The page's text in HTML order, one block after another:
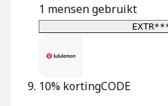
1 mensen gebruikt
10% kortingCODE